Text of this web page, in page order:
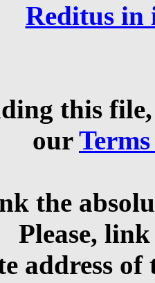
Reditus in
this
our
the
Please,
address